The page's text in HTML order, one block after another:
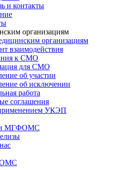
и контакты
организациям
организациям
взаимодействия
к СМО
для СМО
об участии
об исключении
работа
соглашения
УКЭП
МГФОМС